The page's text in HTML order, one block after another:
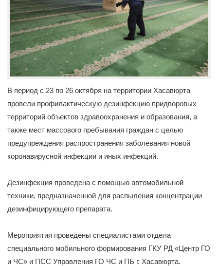
В период с 23 по 26 октября на территории Хасавюрта
провели профилактическую дезинфекцию придворовых
территорий объектов здравоохранения и образования, а
также мест массового пребывания граждан с целью
предупреждения распространения заболевания новой
коронавирусной инфекции и иных инфекций.
Дезинфекция проведена с помощью автомобильной
техники, предназначенной для распыления концентрации
дезинфицирующего препарата.
Мероприятия проведены специалистами отдела
специального мобильного формирования ГКУ РД «Центр ГО
и ЧС» и ПСС Управления ГО ЧС и ПБ г. Хасавюрта.